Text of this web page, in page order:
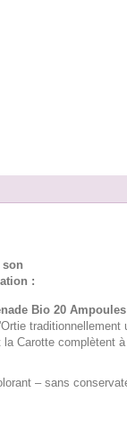
son
:
Bio 20
traditionnellement
Carotte complètent
– sans